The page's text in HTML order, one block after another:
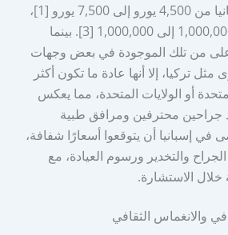
جراحة الأنف في إسبانيا من 4,500 يورو إلى 7,500 يورو [1]،
وهو ما يعادل تقريبًا 1,000,000 إلى 1,000,000 [3]. بينما
من تلك الموجودة في بعض وجهات
مثل تركيا، إلا أنها عادة ما تكون أكثر
أو الولايات المتحدة، مما يعكس
جراحين محترفين ومرافق طبية
إسبانيا أن يتوقعوا أسعارًا شفافة،
والتخدير ورسوم العيادة، مع
الاستشارة.
والانغماس الثقافي